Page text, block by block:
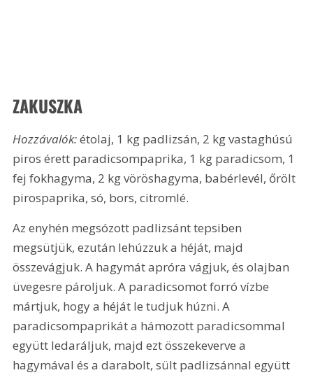
ZAKUSZKA
Hozzávalók: étolaj, 1 kg padlizsán, 2 kg vastaghúsú
piros érett paradicsompaprika, 1 kg paradicsom, 1
fej fokhagyma, 2 kg vöröshagyma, babérlevél, őrölt
pirospaprika, só, bors, citromlé.
Az enyhén megsózott padlizsánt tepsiben
megsütjük, ezután lehúzzuk a héját, majd
összevágjuk. A hagymát apróra vágjuk, és olajban
üvegesre pároljuk. A paradicsomot forró vízbe
mártjuk, hogy a héját le tudjuk húzni. A
paradicsompaprikát a hámozott paradicsommal
együtt ledaráljuk, majd ezt összekeverve a
hagymával és a darabolt, sült padlizsánnal együtt